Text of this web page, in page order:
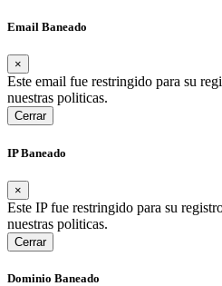
Email Baneado
×
Este email fue restringido para su
nuestras politicas.
Cerrar
IP Baneado
×
Este IP fue restringido para su
nuestras politicas.
Cerrar
Dominio Baneado